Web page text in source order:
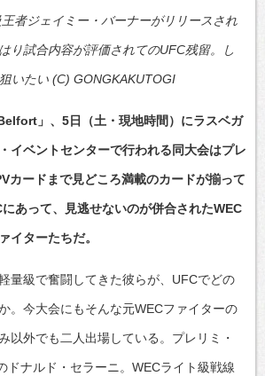
者ジェイミー・バーナーがリリースされ
り試合内容が評価されてのUFC残留。し
いたい (C) GONGKAKUTOGI
」、5日（土・現地時間）にラスベガ
イベントセンターで行われる同大会はプレ
カードまで見どころ満載のカードが揃って
あって、見逃せないのが併合されたWEC
イターたちだ。
量級で奮闘してきた彼らが、UFCでどの
。今大会にもそんな元WECファイターの
以外でも二人出場している。プレリミ・
ドナルド・セラーニ。WECライト級戦線